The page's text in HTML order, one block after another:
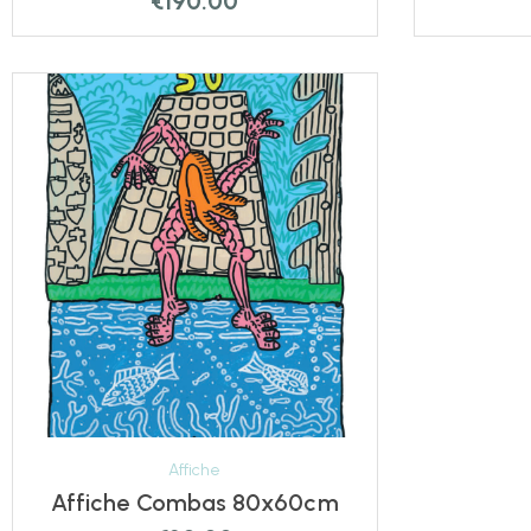
Affiche
Affiche Combas 80x60cm